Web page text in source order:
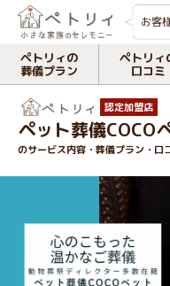
お客
ペトリィの
葬儀プラン
ペトリィ
口コミ
認定加盟店
ペット葬儀COCO
のサービス内容・葬儀プラン・口